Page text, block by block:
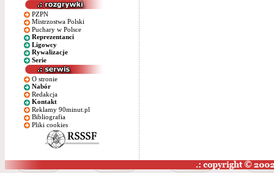
PZPN
Mistrzostwa Polski
Puchary w Polsce
Reprezentanci
Ligowcy
Rywalizacje
Serie
O stronie
Nabór
Redakcja
Kontakt
Reklamy 90minut.pl
Bibliografia
Pliki cookies